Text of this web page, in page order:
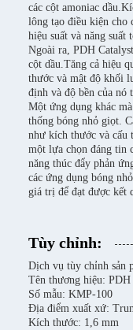
các cột amoniac
lông tạo điều kiện cho
hiệu suất và năng suất
Ngoài ra, PDH
cột dầu.Tăng cả hiệu
thước và mật độ khối
định và độ bền của nó
Một ứng dụng khác
thống bóng nhỏ giọt.
như kích thước và cấu
một lựa chọn đáng tin
năng thúc đẩy phản
các ứng dụng bóng
giá trị để đạt được kết
Tùy chỉnh:
Dịch vụ tùy chỉnh sản
Tên thương hiệu: PDH
Số mẫu: KMP-100
Địa điểm xuất xứ:
Kích thước: 1,6 mm